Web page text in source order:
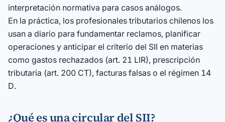
interpretación normativa para casos análogos.
En la práctica, los profesionales tributarios chilenos los
usan a diario para fundamentar reclamos, planificar
operaciones y anticipar el criterio del SII en materias
como gastos rechazados (art. 21 LIR), prescripción
tributaria (art. 200 CT), facturas falsas o el régimen 14
D.
¿Qué es una circular del SII?